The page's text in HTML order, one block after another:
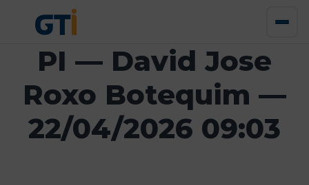
PI — David Jose
Roxo Botequim —
22/04/2026 09:03